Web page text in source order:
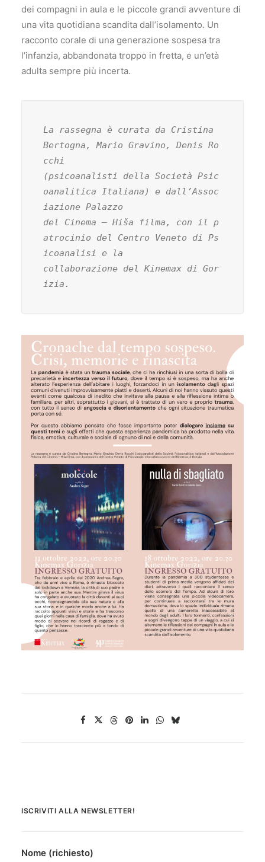
dei compagni in aula e le piccole grandi avventure di
una vita quotidiana scandita dall’isolamento. Un
racconto corale di una generazione sospesa tra
l’infanzia, abbandonata troppo in fretta, e un’età
adulta sempre più incerta.
La rassegna è curata da Cristina
Bertogna, Mario Gravino, Denis Ro
cchi
(psicoanalisti della Società Psic
oanalitica Italiana) e dall’Assoc
iazione Palazzo
del Cinema – Hiša filma, con il p
atrocinio del Centro Veneto di Ps
icoanalisi e la
collaborazione del Kinemax di Gor
izia.
ISCRIVITI ALLA NEWSLETTER!
Nome (richiesto)